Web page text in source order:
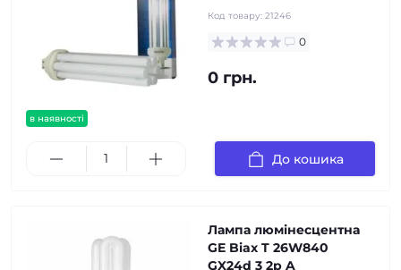
в наявності
Код товару: 21246
0
0 грн.
До кошика
Лампа люмінесцентна
GE Biax T 26W840
GX24d 3 2p A